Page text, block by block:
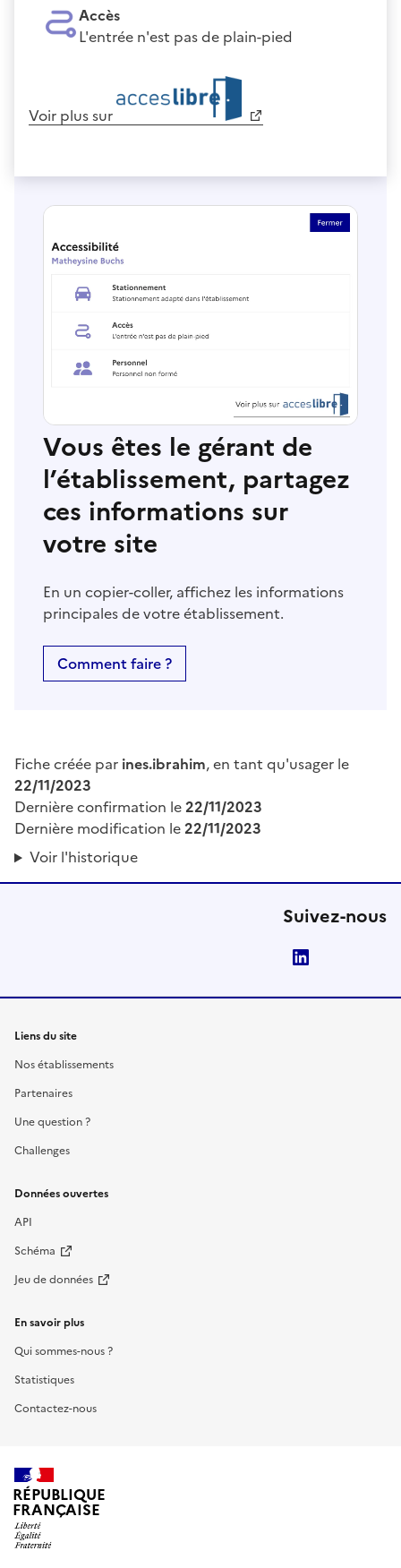
Accès
L'entrée n'est pas de plain-pied
Voir plus sur
Vous êtes le gérant de
l’établissement, partagez
ces informations sur
votre site
En un copier-coller, affichez les informations
principales de votre établissement.
Comment faire ?
Fiche créée par ines.ibrahim, en tant qu'usager le
22/11/2023
Dernière confirmation le22/11/2023
Dernière modification le22/11/2023
Voir l'historique
Suivez-nous
Liens du site
Nos établissements
Partenaires
Une question ?
Challenges
Données ouvertes
API
Schéma
Jeu de données
En savoir plus
Qui sommes-nous ?
Statistiques
Contactez-nous
RÉPUBLIQUE
FRANÇAISE